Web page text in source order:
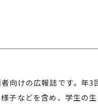
向けの広報誌です。年
子などを含め、学生の